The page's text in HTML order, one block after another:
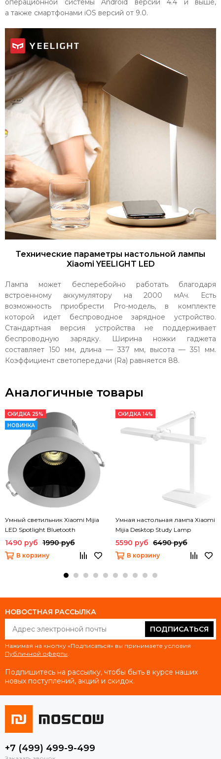
операционной системы Android версии 4.4 и выше,
а также смартфонами iOS версий от 9.0.
Технические параметры настольной лампы
Xiaomi YEELIGHT LED
Лампа может бесперебойно работать благодаря
встроенному аккумулятору на 2000 мАч. Есть
возможность приобрести Pro-модель, в комплекте
которой идет беспроводное зарядное устройство.
Стандартная версия устройства не поддерживает
беспроводную зарядку. Ширина ножки гаджета
составляет 150 мм, длина — 337 мм, высота — 351 мм.
Коэффициент светопередачи (Ra) равняется 88.
Аналогичные товары
СКИДКА 25%
НОВИНКА
Умный светильник Xiaomi Mijia
LED Spotlight Bluetooth
(MJSD01YL)
1490 руб 1990 руб
В корзину
СКИДКА 14%
Умная настольная лампа Xiaomi
Mijia Desktop Study Lamp
(MJTD08YL)
5590 руб 6490 руб
В корзину
НОВОСТНАЯ РАССЫЛКА
ПОДПИСАТЬСЯ
Нажимая на кнопку «Подписаться» вы принимаете условия
Публичной оферты.
Подпишитесь на рассылку, чтобы быть в курсе наших
новых поступлений, акций и скидок.
+7 (499) 499-9-499